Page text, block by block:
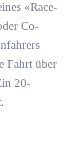
«Race-
Co-
Fahrt über
20-